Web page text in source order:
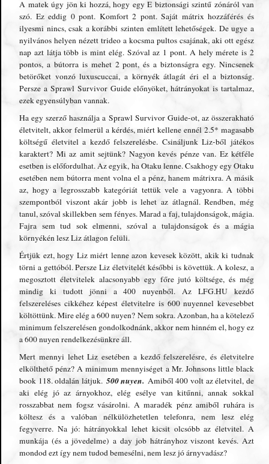
A matek úgy jön ki hozzá, hogy egy E biztonsági szintű zónáról van
szó. Ez eddig 0 pont. Komfort 2 pont. Saját mátrix hozzáférés és
ilyesmi nincs, csak a korábbi szinten említett lehetőségek. De ugye a
nyilvános helyen nézett trideo a kocsma pultos csajának, aki ott egész
nap azt látja több is mint elég. Szóval az 1 pont. A hely mérete is 2
pontos, a bútorra is mehet 2 pont, és a biztonságra egy. Nincsenek
betörőket vonzó luxuscuccai, a környék átlagát éri el a biztonság.
Persze a Sprawl Survivor Guide előnyöket, hátrányokat is tartalmaz,
ezek egyensúlyban vannak.
Ha egy szerző használja a Sprawl Survivor Guide-ot, az összerakható
életvitelt, akkor felmerül a kérdés, miért kellene ennél 2.5* magasabb
költségű életvitel a kezdő felszerelésbe. Csináljunk Liz-ből játékos
karaktert? Mi az amit sejtünk? Nagyon kevés pénze van. Ez kétféle
esetben is előfordulhat. Az egyik, ha Otaku lenne. Csakhogy egy Otaku
esetében nem bútorra ment volna el a pénz, hanem mátrixra. A másik
az, hogy a legrosszabb kategóriát tettük vele a vagyonra. A többi
szempontból viszont akár jobb is lehet az átlagnál. Rendben, még
tanul, szóval skillekben sem fényes. Marad a faj, tulajdonságok, mágia.
Fajra sem tud sok elmenni, szóval a tulajdonságok és a mágia
környékén lesz Liz átlagon felüli.
Értjük ezt, hogy Liz miért lenne azon kevesek között, akik ki tudnak
törni a gettóból. Persze Liz életvitelét későbbi is követtük. A kolesz, a
megosztott életvitelek alacsonyabb egy főre jutó költsége, és még
mindig ki tudott jönni a 400 nuyenből. Az LFG.HU kezdő
felszereléses cikkéhez képest életvitelre is 600 nuyennel kevesebbet
költöttünk. Mire elég a 600 nuyen? Nem sokra. Azonban, ha a kötelező
minimum felszerelésen gondolkodnánk, akkor nem hinném el, hogy ez
a 600 nuyen rendelkezésünkre áll.
Mert mennyi lehet Liz esetében a kezdő felszerelésre, és életvitelre
elkölthető pénz? A minimum mennyiséget a Mr. Johnsons little black
book 118. oldalán látjuk. 500 nuyen. Amiből 400 volt az életvitel, de
aki elég jó az árnyokhoz, elég esélye van kitűnni, annak sokkal
rosszabbat nem fogsz vásárolni. A maradék pénz amiből ruhára is
költesz és a valóban nélkülözhetetlen telefonra, nem lesz elég
fegyverre. Na jó: hátrányokkal lehet kicsit olcsóbb az életvitel. A
munkája (és a jövedelme) a day job hátrányhoz viszont kevés. Azt
mondod ezt így nem tudod bemesélni, nem lesz jó árnyvadász?